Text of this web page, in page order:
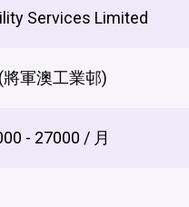
Services Limited
軍澳工業邨)
- 27000 / 月